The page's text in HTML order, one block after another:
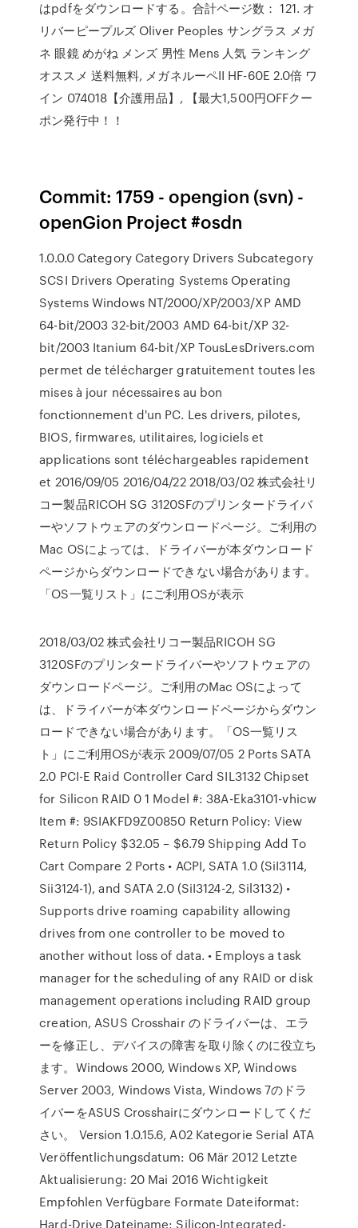
はpdfをダウンロードする。合計ページ数： 121. オ
リバーピープルズ Oliver Peoples サングラス メガ
ネ 眼鏡 めがね メンズ 男性 Mens 人気 ランキング
オススメ 送料無料, メガネルーペII HF-60E 2.0倍 ワ
イン 074018【介護用品】, 【最大1,500円OFFクー
ポン発行中！！
Commit: 1759 - opengion (svn) -
openGion Project #osdn
1.0.0.0 Category Category Drivers Subcategory
SCSI Drivers Operating Systems Operating
Systems Windows NT/2000/XP/2003/XP AMD
64-bit/2003 32-bit/2003 AMD 64-bit/XP 32-
bit/2003 Itanium 64-bit/XP TousLesDrivers.com
permet de télécharger gratuitement toutes les
mises à jour nécessaires au bon
fonctionnement d'un PC. Les drivers, pilotes,
BIOS, firmwares, utilitaires, logiciels et
applications sont téléchargeables rapidement
et 2016/09/05 2016/04/22 2018/03/02 株式会社リ
コー製品RICOH SG 3120SFのプリンタードライバ
ーやソフトウェアのダウンロードページ。ご利用の
Mac OSによっては、ドライバーが本ダウンロード
ページからダウンロードできない場合があります。
「OS一覧リスト」にご利用OSが表示
2018/03/02 株式会社リコー製品RICOH SG
3120SFのプリンタードライバーやソフトウェアの
ダウンロードページ。ご利用のMac OSによって
は、ドライバーが本ダウンロードページからダウン
ロードできない場合があります。「OS一覧リス
ト」にご利用OSが表示 2009/07/05 2 Ports SATA
2.0 PCI-E Raid Controller Card SIL3132 Chipset
for Silicon RAID 0 1 Model #: 38A-Eka3101-vhicw
Item #: 9SIAKFD9Z00850 Return Policy: View
Return Policy $32.05 – $6.79 Shipping Add To
Cart Compare 2 Ports • ACPI, SATA 1.0 (SiI3114,
Sii3124-1), and SATA 2.0 (SiI3124-2, Sil3132) •
Supports drive roaming capability allowing
drives from one controller to be moved to
another without loss of data. • Employs a task
manager for the scheduling of any RAID or disk
management operations including RAID group
creation, ASUS Crosshair のドライバーは、エラ
ーを修正し、デバイスの障害を取り除くのに役立ち
ます。Windows 2000, Windows XP, Windows
Server 2003, Windows Vista, Windows 7のドラ
イバーをASUS Crosshairにダウンロードしてくだ
さい。 Version 1.0.15.6, A02 Kategorie Serial ATA
Veröffentlichungsdatum: 06 Mär 2012 Letzte
Aktualisierung: 20 Mai 2016 Wichtigkeit
Empfohlen Verfügbare Formate Dateiformat:
Hard-Drive Dateiname: Silicon-Integrated-